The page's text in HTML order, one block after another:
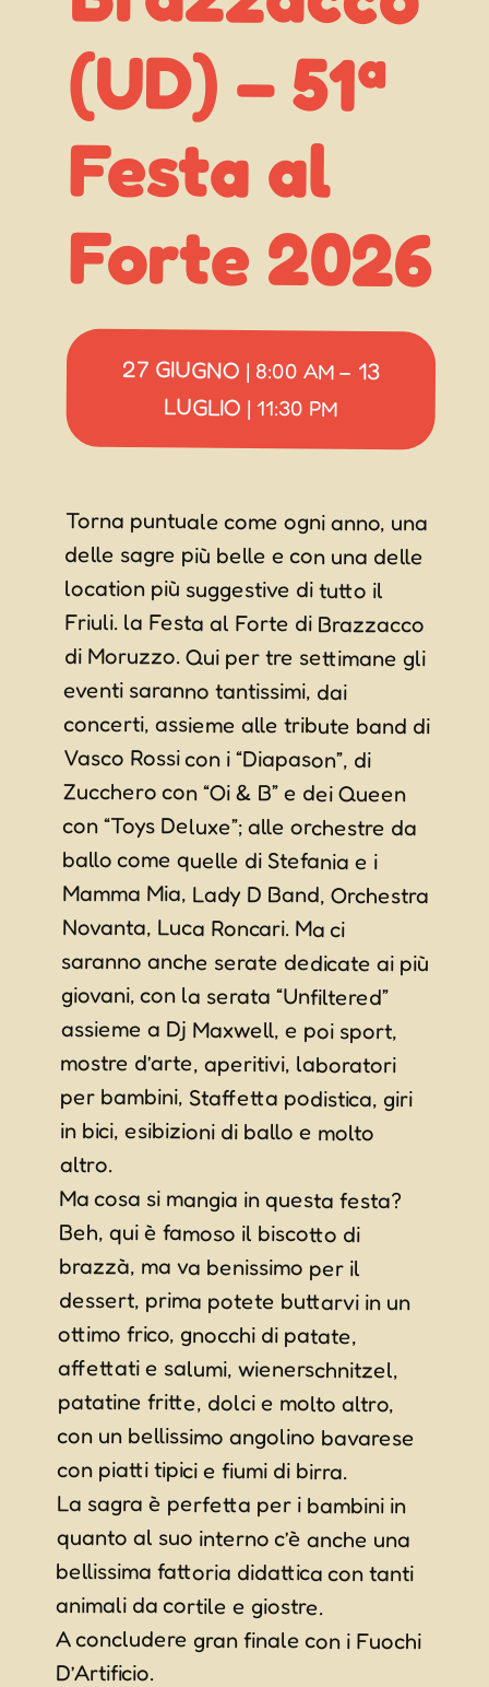
Forte 2026
27 GIUGNO | 8:00 AM– 13
LUGLIO | 11:30 PM
Torna puntuale come ogni anno, una
delle sagre più belle e con una delle
location più suggestive di tutto il
Friuli. la Festa al Forte di Brazzacco
di Moruzzo. Qui per tre settimane gli
eventi saranno tantissimi, dai
concerti, assieme alle tribute band di
Vasco Rossi con i “Diapason”, di
Zucchero con “Oi & B” e dei Queen
con “Toys Deluxe”; alle orchestre da
ballo come quelle di Stefania e i
Mamma Mia, Lady D Band, Orchestra
Novanta, Luca Roncari. Ma ci
saranno anche serate dedicate ai più
giovani, con la serata “Unfiltered”
assieme a Dj Maxwell, e poi sport,
mostre d’arte, aperitivi, laboratori
per bambini, Staffetta podistica, giri
in bici, esibizioni di ballo e molto
altro.
Ma cosa si mangia in questa festa?
Beh, qui è famoso il biscotto di
brazzà, ma va benissimo per il
dessert, prima potete buttarvi in un
ottimo frico, gnocchi di patate,
affettati e salumi, wienerschnitzel,
patatine fritte, dolci e molto altro,
con un bellissimo angolino bavarese
con piatti tipici e fiumi di birra.
La sagra è perfetta per i bambini in
quanto al suo interno c’è anche una
bellissima fattoria didattica con tanti
animali da cortile e giostre.
A concludere gran finale con i Fuochi
D’Artificio.